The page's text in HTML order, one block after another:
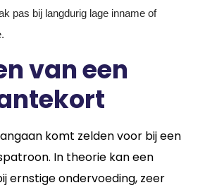
pas bij langdurig lage inname of
van een
komt zelden voor bij een
In theorie kan een
ernstige ondervoeding, zeer